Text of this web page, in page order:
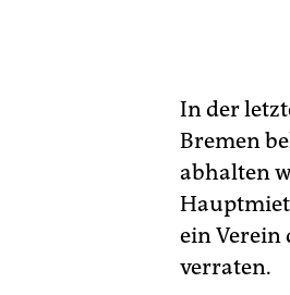
In der
Bremen
abhalten
ein Verein
verraten.